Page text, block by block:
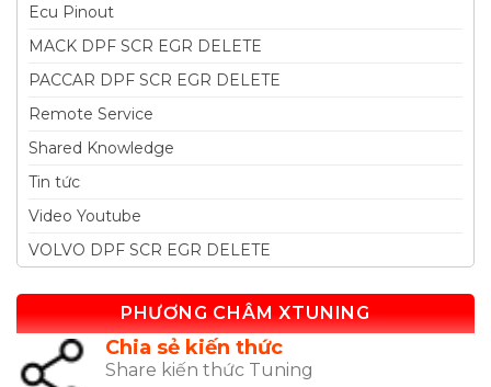
Ecu Pinout
MACK DPF SCR EGR DELETE
PACCAR DPF SCR EGR DELETE
Remote Service
Shared Knowledge
Tin tức
Video Youtube
VOLVO DPF SCR EGR DELETE
PHƯƠNG CHÂM XTUNING
Chia sẻ kiến thức
Share kiến thức Tuning